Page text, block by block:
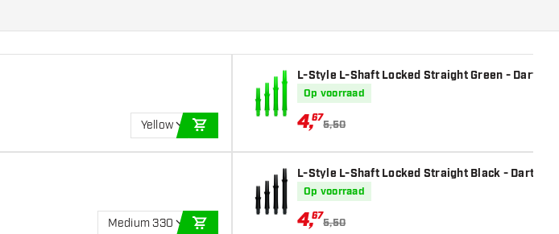
Yellow
Medium 330
L-Style L-Shaft Locked Straight Green - Dart
Op voorraad
4,67
5,50
L-Style L-Shaft Locked Straight Black - Dart
Op voorraad
4,67
5,50